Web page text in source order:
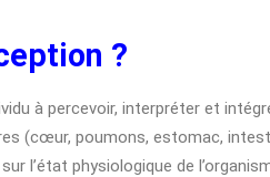
?
à percevoir, interpréter et
(cœur, poumons, estomac,
l’état physiologique de